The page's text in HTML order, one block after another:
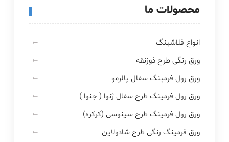
محصولات ما
انواع فلاشینگ
ورق رنگی طرح ذوزنقه
ورق رول فرمینگ سفال پالرمو
ورق رول فرمینگ طرح سفال ژنوا ( جنوا )
ورق رول فرمینگ طرح سینوسی (کرکره)
ورق فرمینگ رنگی طرح شادولاین